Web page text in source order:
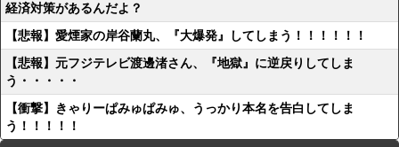
経済対策があるんだよ？
【悲報】愛煙家の岸谷蘭丸、『大爆発』してしまう！！！！！！
【悲報】元フジテレビ渡邊渚さん、『地獄』に逆戻りしてしま
う・・・・・
【衝撃】きゃりーぱみゅぱみゅ、うっかり本名を告白してしま
う！！！！！